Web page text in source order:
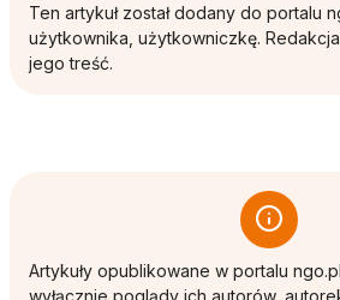
Ten artykuł został dodany do portalu
użytkownika, użytkowniczkę.
jego treść.
Artykuły opublikowane w portalu
wyłącznie poglądy ich autorów,